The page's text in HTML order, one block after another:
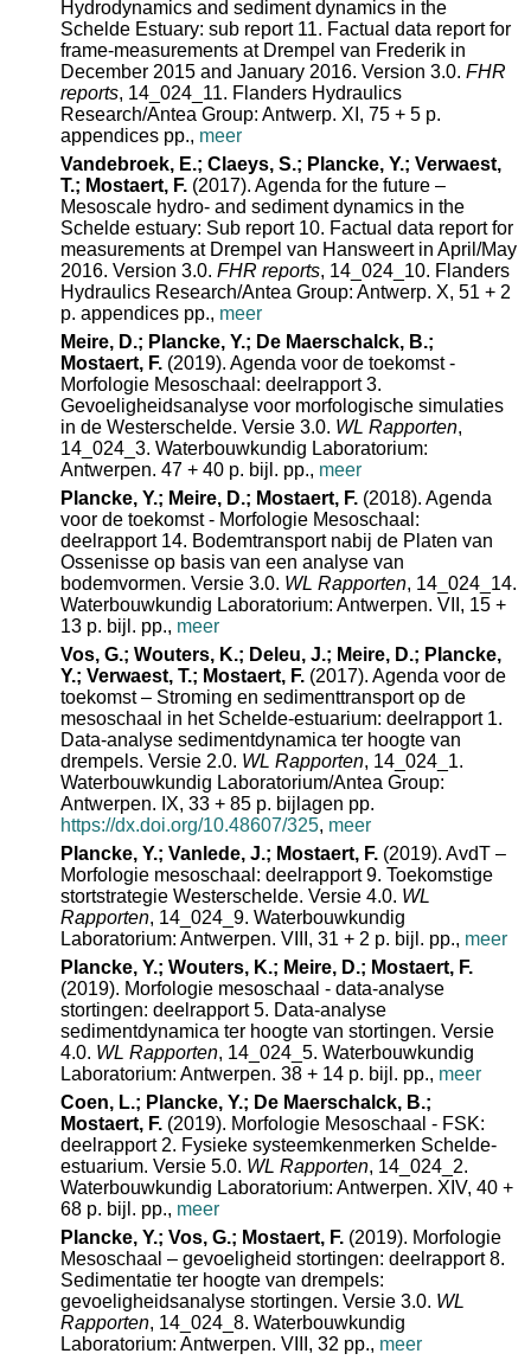
Hydrodynamics and sediment dynamics in the
Schelde Estuary: sub report 11. Factual data report for
frame‐measurements at Drempel van Frederik in
December 2015 and January 2016. Version 3.0. FHR
reports, 14_024_11. Flanders Hydraulics
Research/Antea Group: Antwerp. XI, 75 + 5 p.
appendices pp., meer
Vandebroek, E.; Claeys, S.; Plancke, Y.; Verwaest,
T.; Mostaert, F. (2017). Agenda for the future –
Mesoscale hydro‐ and sediment dynamics in the
Schelde estuary: Sub report 10. Factual data report for
measurements at Drempel van Hansweert in April/May
2016. Version 3.0. FHR reports, 14_024_10. Flanders
Hydraulics Research/Antea Group: Antwerp. X, 51 + 2
p. appendices pp., meer
Meire, D.; Plancke, Y.; De Maerschalck, B.;
Mostaert, F. (2019). Agenda voor de toekomst -
Morfologie Mesoschaal: deelrapport 3.
Gevoeligheidsanalyse voor morfologische simulaties
in de Westerschelde. Versie 3.0. WL Rapporten,
14_024_3. Waterbouwkundig Laboratorium:
Antwerpen. 47 + 40 p. bijl. pp., meer
Plancke, Y.; Meire, D.; Mostaert, F. (2018). Agenda
voor de toekomst - Morfologie Mesoschaal:
deelrapport 14. Bodemtransport nabij de Platen van
Ossenisse op basis van een analyse van
bodemvormen. Versie 3.0. WL Rapporten, 14_024_14.
Waterbouwkundig Laboratorium: Antwerpen. VII, 15 +
13 p. bijl. pp., meer
Vos, G.; Wouters, K.; Deleu, J.; Meire, D.; Plancke,
Y.; Verwaest, T.; Mostaert, F. (2017). Agenda voor de
toekomst – Stroming en sedimenttransport op de
mesoschaal in het Schelde‐estuarium: deelrapport 1.
Data‐analyse sedimentdynamica ter hoogte van
drempels. Versie 2.0. WL Rapporten, 14_024_1.
Waterbouwkundig Laboratorium/Antea Group:
Antwerpen. IX, 33 + 85 p. bijlagen pp.
https://dx.doi.org/10.48607/325, meer
Plancke, Y.; Vanlede, J.; Mostaert, F. (2019). AvdT –
Morfologie mesoschaal: deelrapport 9. Toekomstige
stortstrategie Westerschelde. Versie 4.0. WL
Rapporten, 14_024_9. Waterbouwkundig
Laboratorium: Antwerpen. VIII, 31 + 2 p. bijl. pp., meer
Plancke, Y.; Wouters, K.; Meire, D.; Mostaert, F.
(2019). Morfologie mesoschaal - data-analyse
stortingen: deelrapport 5. Data-analyse
sedimentdynamica ter hoogte van stortingen. Versie
4.0. WL Rapporten, 14_024_5. Waterbouwkundig
Laboratorium: Antwerpen. 38 + 14 p. bijl. pp., meer
Coen, L.; Plancke, Y.; De Maerschalck, B.;
Mostaert, F. (2019). Morfologie Mesoschaal - FSK:
deelrapport 2. Fysieke systeemkenmerken Schelde-
estuarium. Versie 5.0. WL Rapporten, 14_024_2.
Waterbouwkundig Laboratorium: Antwerpen. XIV, 40 +
68 p. bijl. pp., meer
Plancke, Y.; Vos, G.; Mostaert, F. (2019). Morfologie
Mesoschaal – gevoeligheid stortingen: deelrapport 8.
Sedimentatie ter hoogte van drempels:
gevoeligheidsanalyse stortingen. Versie 3.0. WL
Rapporten, 14_024_8. Waterbouwkundig
Laboratorium: Antwerpen. VIII, 32 pp., meer